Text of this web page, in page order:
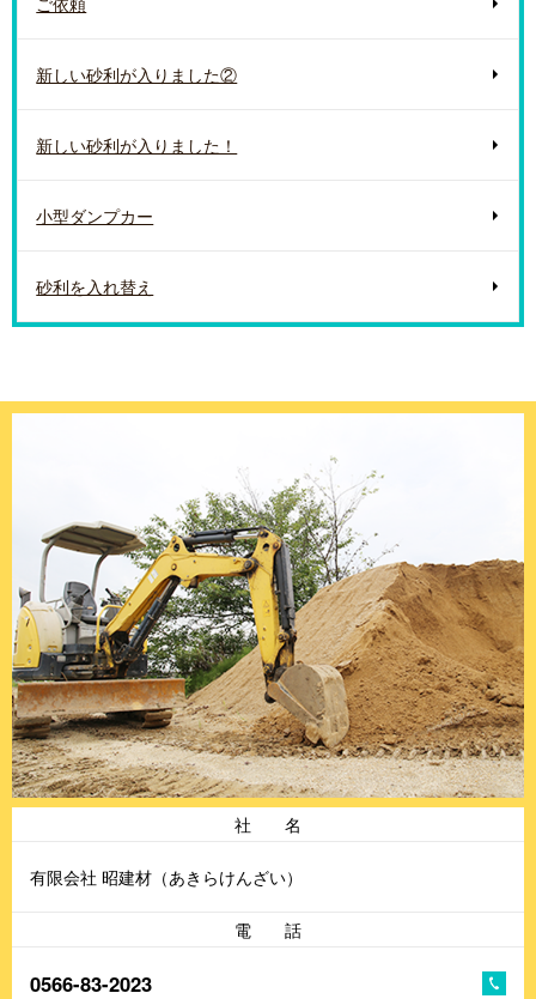
新しい砂利が入りました②
新しい砂利が入りました！
小型ダンプカー
砂利を入れ替え
社 名
有限会社 昭建材（あきらけんざい）
電 話
0566-83-2023